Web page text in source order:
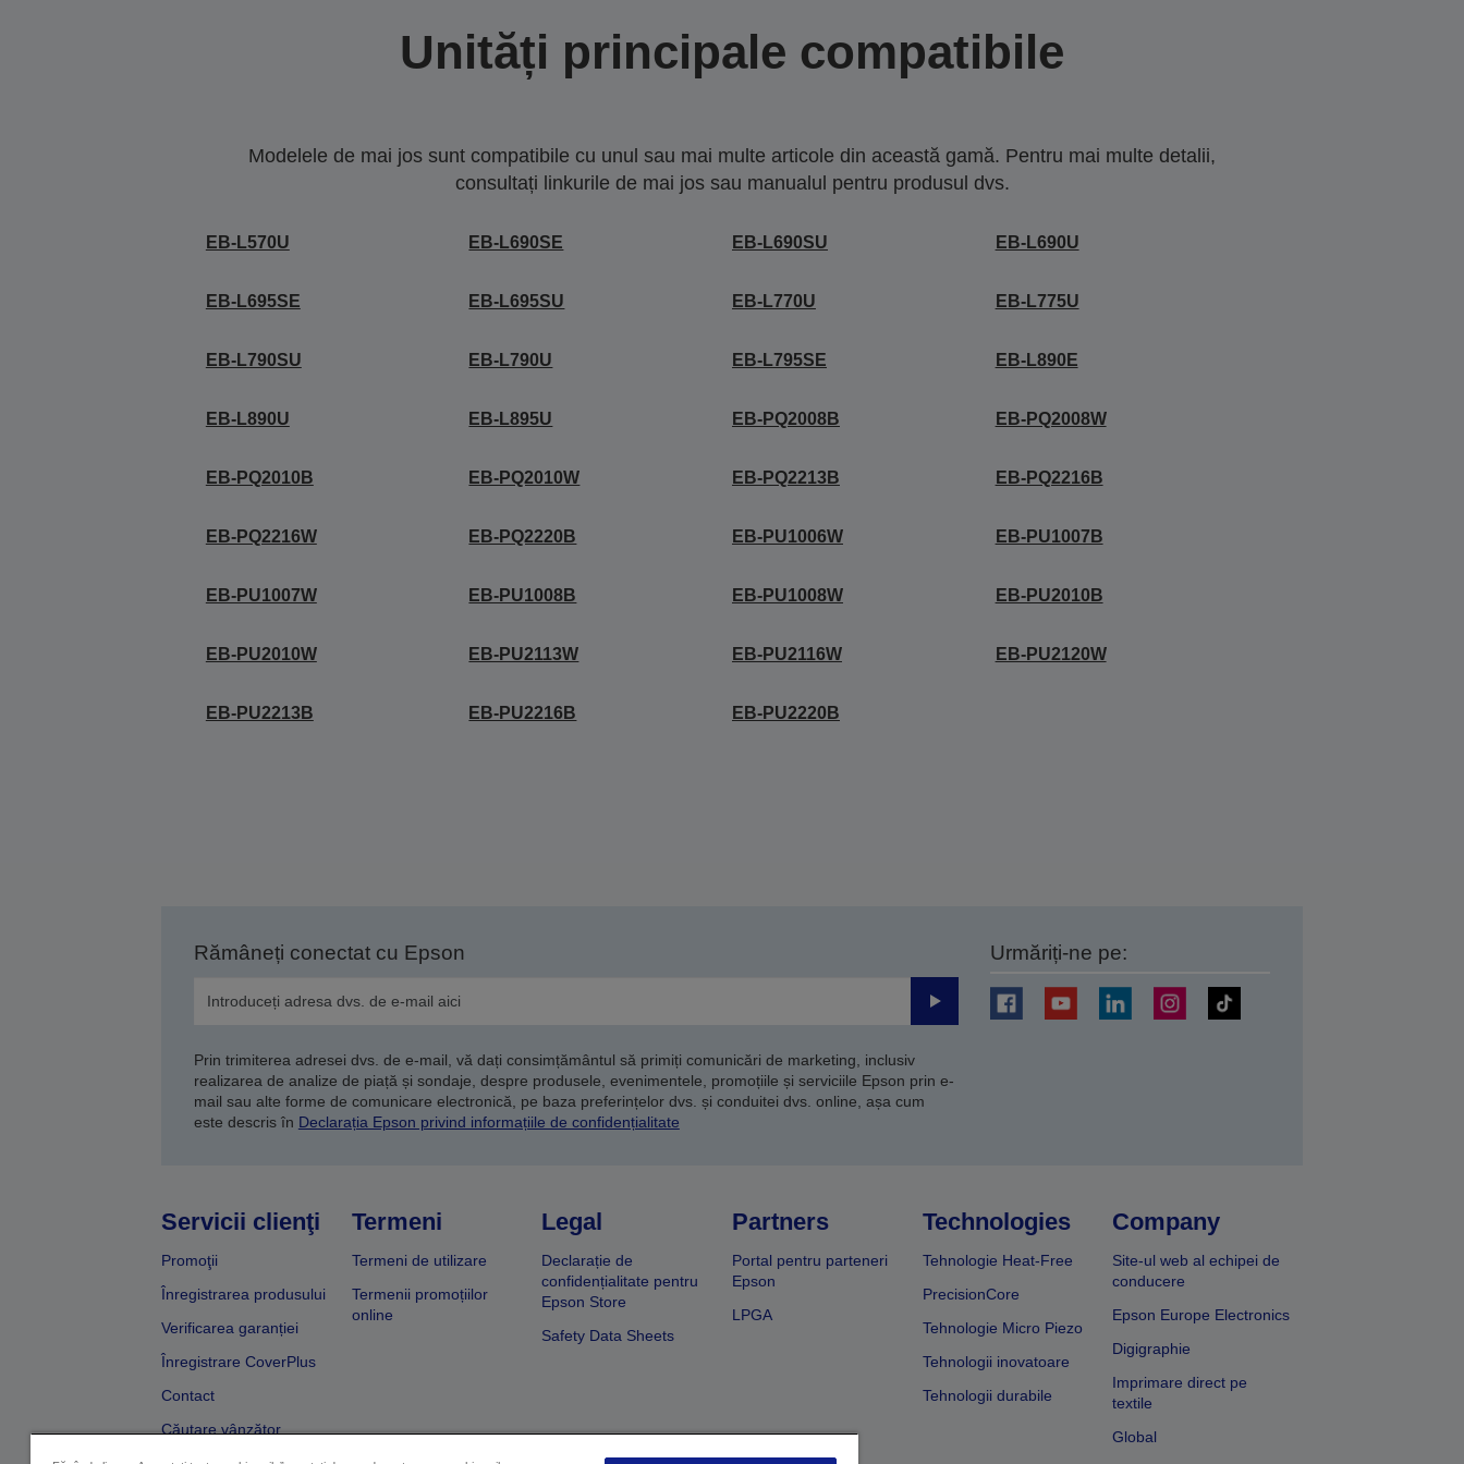
Unități principale compatibile
Modelele de mai jos sunt compatibile cu unul sau mai multe articole din această gamă. Pentru mai multe detalii,
consultați linkurile de mai jos sau manualul pentru produsul dvs.
EB-L570U EB-L690SE EB-L690SU EB-L690U
EB-L695SE EB-L695SU EB-L770U EB-L775U
EB-L790SU EB-L790U EB-L795SE EB-L890E
EB-L890U EB-L895U EB-PQ2008B EB-PQ2008W
EB-PQ2010B EB-PQ2010W EB-PQ2213B EB-PQ2216B
EB-PQ2216W EB-PQ2220B EB-PU1006W EB-PU1007B
EB-PU1007W EB-PU1008B EB-PU1008W EB-PU2010B
EB-PU2010W EB-PU2113W EB-PU2116W EB-PU2120W
EB-PU2213B EB-PU2216B EB-PU2220B
Rămâneți conectat cu Epson
Trimiteți
Prin trimiterea adresei dvs. de e-mail, vă dați consimțământul să primiți comunicări de marketing, inclusiv
realizarea de analize de piață și sondaje, despre produsele, evenimentele, promoțiile și serviciile Epson prin e-
mail sau alte forme de comunicare electronică, pe baza preferințelor dvs. și conduitei dvs. online, așa cum
este descris în Declarația Epson privind informațiile de confidențialitate
Urmăriți-ne pe:
Servicii clienţi
Promoţii
Înregistrarea produsului
Verificarea garanției
Înregistrare CoverPlus
Contact
Căutare vânzător
Termeni
Termeni de utilizare
Termenii promoțiilor
online
Legal
Declarație de
confidențialitate pentru
Epson Store
Safety Data Sheets
Partners
Portal pentru parteneri
Epson
LPGA
Technologies
Tehnologie Heat-Free
PrecisionCore
Tehnologie Micro Piezo
Tehnologii inovatoare
Tehnologii durabile
Company
Site-ul web al echipei de
conducere
Epson Europe Electronics
Digigraphie
Imprimare direct pe
textile
Global